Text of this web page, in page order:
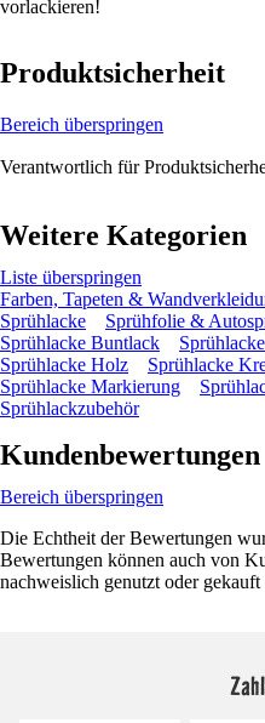
vorlackieren!
Produktsicherheit
Bereich überspringen
Verantwortlich für
Weitere Kategorien
Liste überspringen
Farben, Tapeten &
Sprühlacke
Sprühfolie &
Sprühlacke Buntlack
Sprühlacke Holz
Sprühlacke
Sprühlacke Markierung
Sprühlackzubehör
Kundenbewertungen
Bereich überspringen
Die Echtheit der Bewertungen
Bewertungen können auch von
nachweislich genutzt oder gekauft